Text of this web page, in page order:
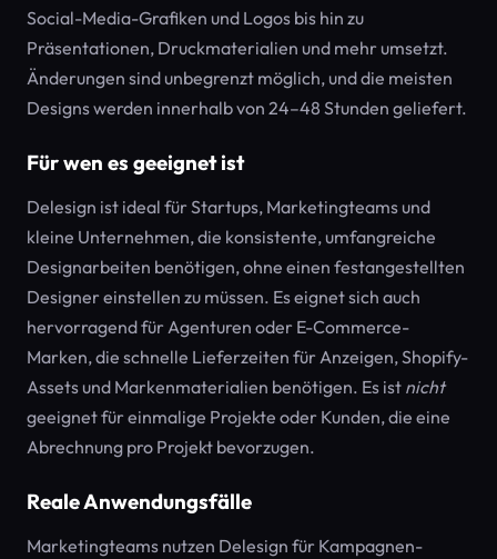
Social-Media-Grafiken und Logos bis hin zu
Präsentationen, Druckmaterialien und mehr umsetzt.
Änderungen sind unbegrenzt möglich, und die meisten
Designs werden innerhalb von 24–48 Stunden geliefert.
Für wen es geeignet ist
Delesign ist ideal für Startups, Marketingteams und
kleine Unternehmen, die konsistente, umfangreiche
Designarbeiten benötigen, ohne einen festangestellten
Designer einstellen zu müssen. Es eignet sich auch
hervorragend für Agenturen oder E-Commerce-
Marken, die schnelle Lieferzeiten für Anzeigen, Shopify-
Assets und Markenmaterialien benötigen. Es ist nicht
geeignet für einmalige Projekte oder Kunden, die eine
Abrechnung pro Projekt bevorzugen.
Reale Anwendungsfälle
Marketingteams nutzen Delesign für Kampagnen-